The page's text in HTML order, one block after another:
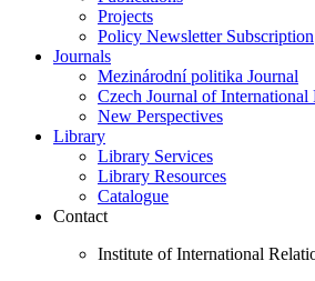
Projects
Policy Newsletter Subscription
Journals
Mezinárodní politika Journal
Czech Journal of International
New Perspectives
Library
Library Services
Library Resources
Catalogue
Contact
Institute of International